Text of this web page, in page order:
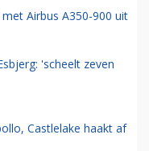
Airbus A350-900 uit
'scheelt zeven
Castlelake haakt af